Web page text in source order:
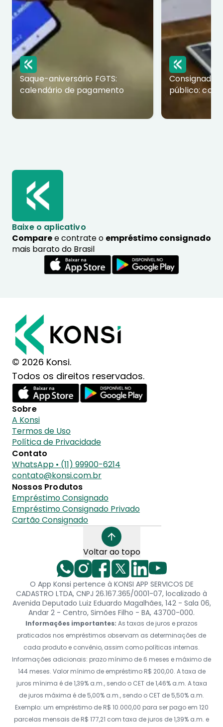
Saque-aniversário FGTS:
calendário de pagamento
Consignado
público:
Baixe o aplicativo
Comparee contrate o empréstimo consignado
mais barato do Brasil
© 2026 Konsi.
Todos os direitos reservados.
Sobre
A Konsi
Termos de Uso
Política de Privacidade
Contato
WhatsApp • (11) 99900-6214
contato@konsi.com.br
Nossos Produtos
Empréstimo Consignado
Empréstimo Consignado Privado
Cartão Consignado
Voltar ao topo
O App Konsi pertence à KONSI APP SERVICOS DE
CADASTRO LTDA, CNPJ 26.167.365/0001-07, localizado à
Avenida Deputado Luiz Eduardo Magalhães, 142 - Sala 06,
Andar 2 - Centro, Simões Filho - BA, 43700-000.
Informações importantes: As taxas de juros e prazos
praticados nos empréstimos observam as determinações de
cada produto e convênio, assim como políticas internas.
Informações adicionais: prazo mínimo de 6 meses e máximo de
144 meses. Valor mínimo de empréstimo R$ 200,00. A taxa de
juros mínima é de 1,39% a.m., sendo o CET de 1,46% a.m. A taxa
de juros máxima é de 5,00% a.m., sendo o CET de 5,50% a.m.
Exemplo: um empréstimo de R$ 10.000,00 para ser pago em 120
parcelas mensais de R$ 177,21 com taxa de juros de 1,39% a.m. e